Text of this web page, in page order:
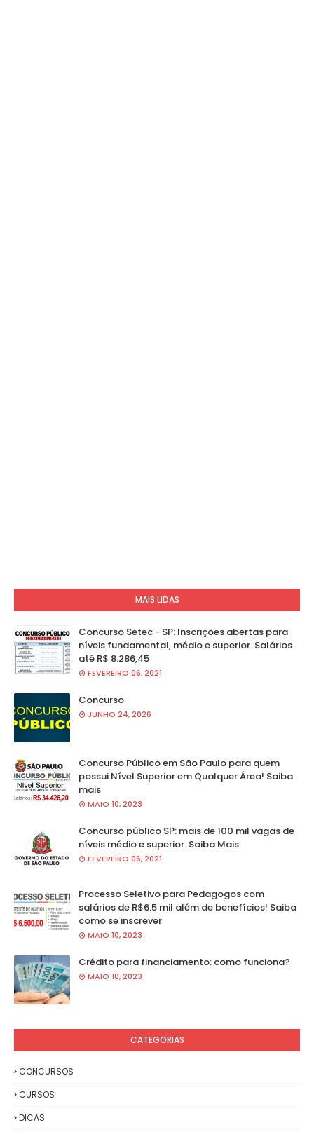
MAIS LIDAS
Concurso Setec - SP: Inscrições abertas para
níveis fundamental, médio e superior. Salários
até R$ 8.286,45
FEVEREIRO 06, 2021
Concurso
JUNHO 24, 2026
Concurso Público em São Paulo para quem
possui Nível Superior em Qualquer Área! Saiba
mais
MAIO 10, 2023
Concurso público SP: mais de 100 mil vagas de
níveis médio e superior. Saiba Mais
FEVEREIRO 06, 2021
Processo Seletivo para Pedagogos com
salários de R$6.5 mil além de benefícios! Saiba
como se inscrever
MAIO 10, 2023
Crédito para financiamento: como funciona?
MAIO 10, 2023
CATEGORIAS
CONCURSOS
CURSOS
DICAS